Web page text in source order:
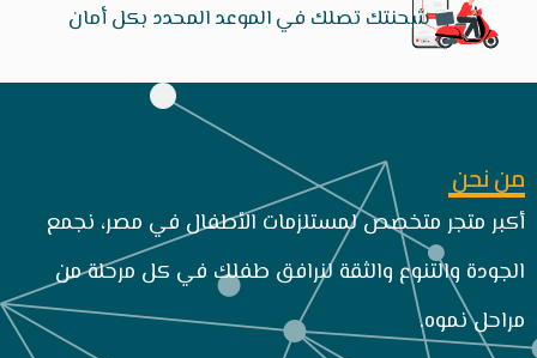
شحنتك تصلك في الموعد المحدد بكل أمان
من نحن
أكبر متجر متخصص لمستلزمات الأطفال في مصر، نجمع
الجودة والتنوع والثقة لنرافق طفلك في كل مرحلة من
مراحل نموه.